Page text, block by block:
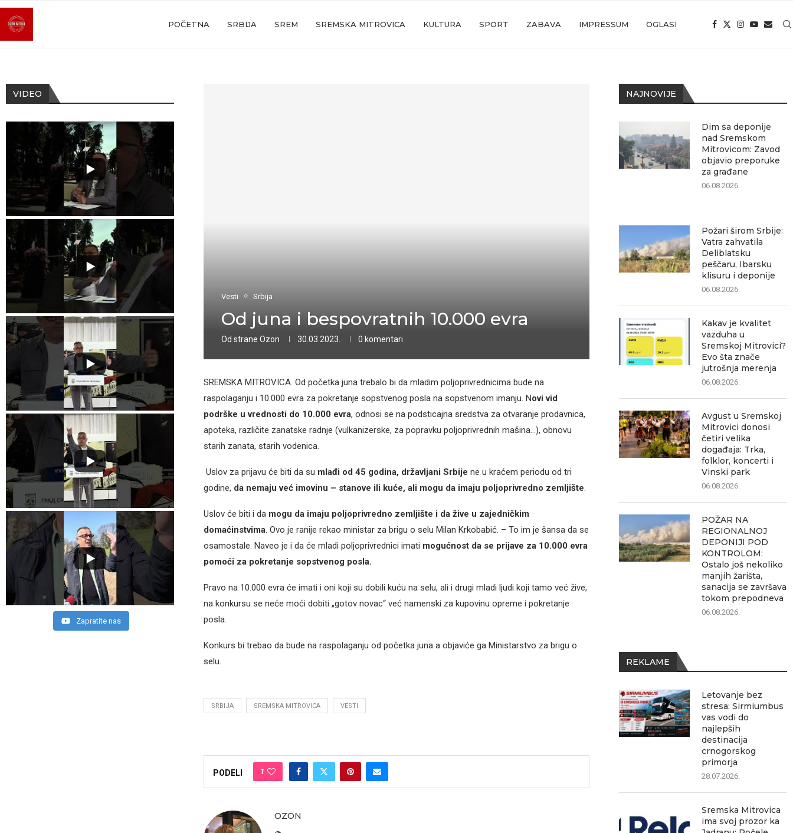
POČETNA SRBIJA SREM SREMSKA MITROVICA KULTURA SPORT ZABAVA IMPRESSUM OGLASI
Vesti Srbija
Od juna i bespovratnih 10.000 evra
Od strane Ozon 30.03.2023. 0 komentari
SREMSKA MITROVICA. Od početka juna trebalo bi da mladim poljoprivrednicima bude na
raspolaganju i 10.000 evra za pokretanje sopstvenog posla na sopstvenom imanju. Novi vid
podrške u vrednosti do 10.000 evra, odnosi se na podsticajna sredstva za otvaranje prodavnica,
apoteka, različite zanatske radnje (vulkanizerske, za popravku poljoprivrednih mašina…), obnovu
starih zanata, starih vodenica.
Uslov za prijavu će biti da su mlađi od 45 godina, državljani Srbije ne u kraćem periodu od tri
godine, da nemaju već imovinu – stanove ili kuće, ali mogu da imaju poljoprivredno zemljište.
Uslov će biti i da mogu da imaju poljoprivredno zemljište i da žive u zajedničkim
domaćinstvima. Ovo je ranije rekao ministar za brigu o selu Milan Krkobabić. – To im je šansa da se
osamostale. Naveo je i da će mladi poljoprivrednici imati mogućnost da se prijave za 10.000 evra
pomoći za pokretanje sopstvenog posla.
Pravo na 10.000 evra će imati i oni koji su dobili kuću na selu, ali i drugi mladi ljudi koji tamo već žive,
na konkursu se neće moći dobiti „gotov novac“ već namenski za kupovinu opreme i pokretanje
posla.
Konkurs bi trebao da bude na raspolaganju od početka juna a objaviće ga Ministarstvo za brigu o
selu.
SRBIJA SREMSKA MITROVICA VESTI
PODELI 1
OZON
NAJNOVIJE
Dim sa deponije
nad Sremskom
Mitrovicom: Zavod
objavio preporuke
za građane
06.08.2026.
Požari širom Srbije:
Vatra zahvatila
Deliblatsku
peščaru, Ibarsku
klisuru i deponije
06.08.2026.
Kakav je kvalitet
vazduha u
Sremskoj Mitrovici?
Evo šta znače
jutrošnja merenja
06.08.2026.
Avgust u Sremskoj
Mitrovici donosi
četiri velika
događaja: Trka,
folklor, koncerti i
Vinski park
06.08.2026.
POŽAR NA
REGIONALNOJ
DEPONIJI POD
KONTROLOM:
Ostalo još nekoliko
manjih žarišta,
sanacija se završava
tokom prepodneva
06.08.2026.
REKLAME
Letovanje bez
stresa: Sirmiumbus
vas vodi do
najlepših
destinacija
crnogorskog
primorja
28.07.2026.
Sremska Mitrovica
ima svoj prozor ka
VIDEO
Zapratite nas